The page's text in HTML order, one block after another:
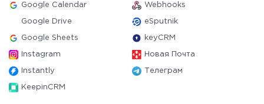
Google Calendar Webhooks
Google Drive eSputnik
Google Sheets keyCRM
Instagram Новая Почта
Instantly Телеграм
KeepinCRM